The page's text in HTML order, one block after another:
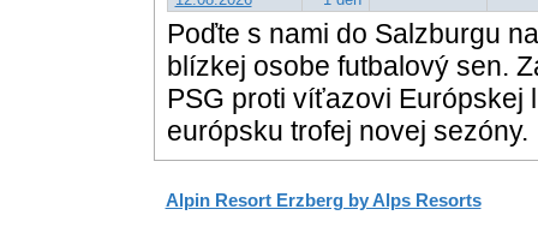
Poďte s nami do Salzburgu
blízkej osobe futbalový sen.
PSG proti víťazovi Európskej
európsku trofej novej sezóny.
Alpin Resort Erzberg by Alps Resorts